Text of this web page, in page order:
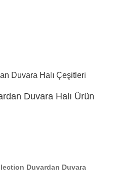
Duvara Halı Çeşitleri
Duvara Halı Ürün
Duvardan Duvara